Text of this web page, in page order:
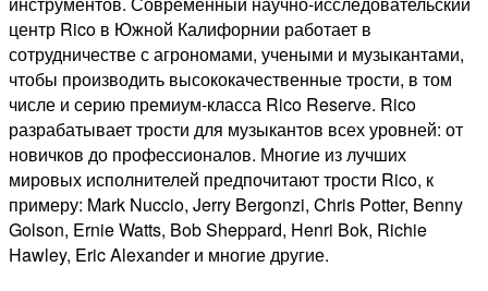
центр Rico в Южной Калифорнии работает в
сотрудничестве с агрономами, учеными и музыкантами,
чтобы производить высококачественные трости, в том
числе и серию премиум-класса Rico Reserve. Rico
разрабатывает трости для музыкантов всех уровней: от
новичков до профессионалов. Многие из лучших
мировых исполнителей предпочитают трости Rico, к
примеру: Mark Nuccio, Jerry Bergonzi, Chris Potter, Benny
Golson, Ernie Watts, Bob Sheppard, Henri Bok, Richie
Hawley, Eric Alexander и многие другие.